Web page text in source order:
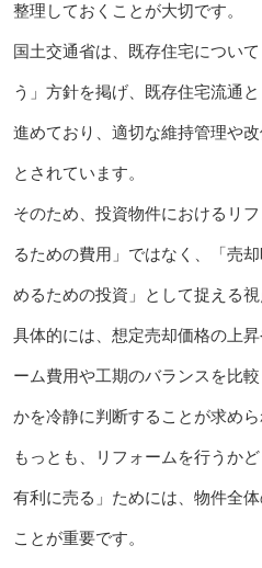
整理しておくことが大切です。
国土交通省は、既存住宅につい
う」方針を掲げ、既存住宅流通
進めており、適切な維持管理や
とされています。
そのため、投資物件におけるリ
るための費用」ではなく、「売
めるための投資」として捉える視
具体的には、想定売却価格の上
ーム費用や工期のバランスを比
かを冷静に判断することが求めら
もっとも、リフォームを行うか
有利に売る」ためには、物件全
ことが重要です。